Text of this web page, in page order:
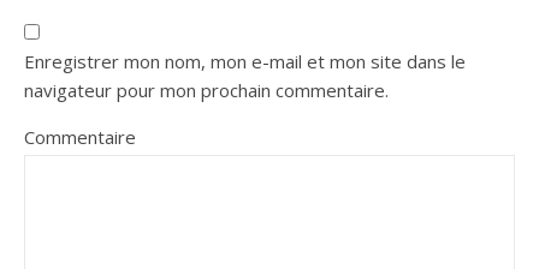
Enregistrer mon nom, mon e-mail et mon site dans le
navigateur pour mon prochain commentaire.
Commentaire